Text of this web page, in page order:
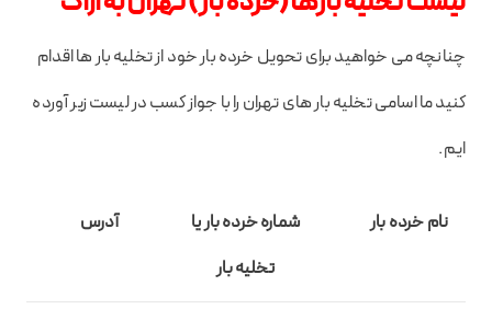
چنانچه می خواهید برای تحویل خرده بار خود از تخلیه بار ها اقدام
کنید ما اسامی تخلیه بار های تهران را با جواز کسب در لیست زیر آورده
ایم.
نام خرده بار
شماره خرده بار یا
تخلیه بار
آدرس